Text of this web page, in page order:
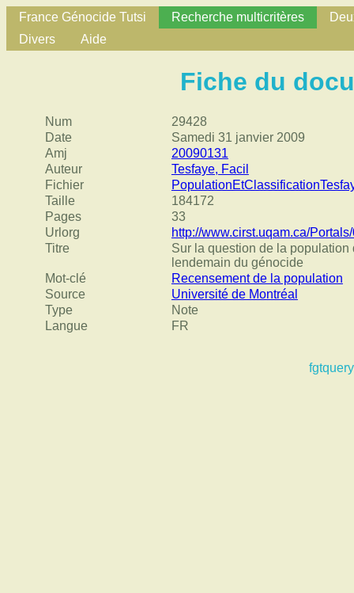
France Génocide Tutsi Recherche multicritères
Divers
Aide
Fiche du
Num
29428
Date
Samedi 31 janvier 2009
Amj
20090131
Auteur
Tesfaye, Facil
Fichier
Taille
184172
Pages
33
Urlorg
http://www.cirst.uqam.ca/
Titre
Sur la question de la
lendemain du génocide
Mot-clé
Recensement de la population
Source
Université de Montréal
Type
Note
Langue
FR